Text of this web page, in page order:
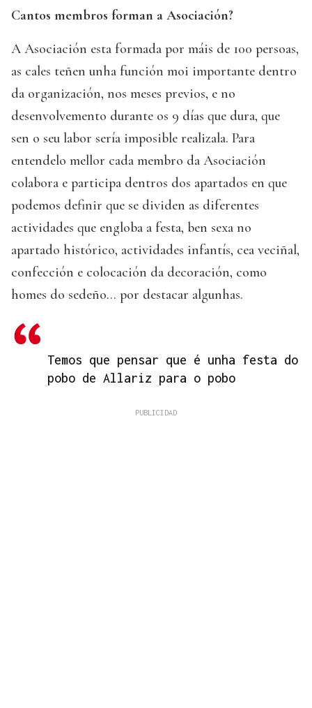
Cantos membros forman a Asociación?
A Asociación esta formada por máis de 100 persoas,
as cales teñen unha función moi importante dentro
da organización, nos meses previos, e no
desenvolvemento durante os 9 días que dura, que
sen o seu labor sería imposible realizala. Para
entendelo mellor cada membro da Asociación
colabora e participa dentros dos apartados en que
podemos definir que se dividen as diferentes
actividades que engloba a festa, ben sexa no
apartado histórico, actividades infantís, cea veciñal,
confección e colocación da decoración, como
homes do sedeño... por destacar algunhas.
Temos que pensar que é unha festa do
pobo de Allariz para o pobo